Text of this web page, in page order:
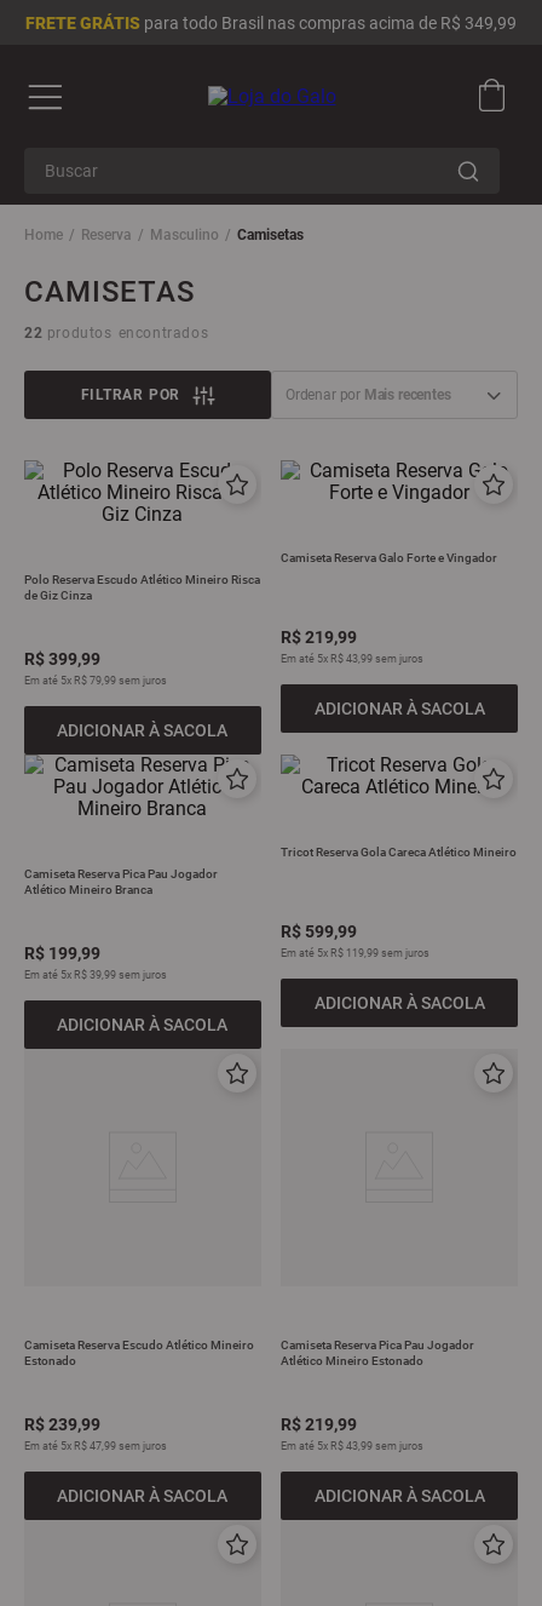
FRETE GRÁTIS para todo Brasil nas compras acima de R$ 349,99
Reserva Masculino Camisetas
CAMISETAS
22 produtos
FILTRAR Ordenar por Mais recentes
Polo Reserva Escudo Atlético Mineiro Risca
de Giz Cinza
R$399,99
Em até 5x R$ 79,99 sem juros
ADICIONAR À SACOLA
Camiseta Reserva Galo Forte e Vingador
R$219,99
Em até 5x R$ 43,99 sem juros
ADICIONAR À SACOLA
Camiseta Reserva Pica Pau Jogador
Atlético Mineiro Branca
R$ 199,99
Em até 5x R$ 39,99 sem juros
ADICIONAR À SACOLA
Tricot Reserva Gola Careca Atlético Mineiro
R$ 599,99
Em até 5x R$ 119,99 sem juros
ADICIONAR À SACOLA
Camiseta Reserva Escudo Atlético Mineiro
Estonado
R$239,99
Em até 5x R$ 47,99 sem juros
ADICIONAR À SACOLA
Camiseta Reserva Pica Pau Jogador
Atlético Mineiro Estonado
R$219,99
Em até 5x R$ 43,99 sem juros
ADICIONAR À SACOLA
2º camisa feminina
3 º infantil
5º moletom
6 adidas
7º boné
9º all black